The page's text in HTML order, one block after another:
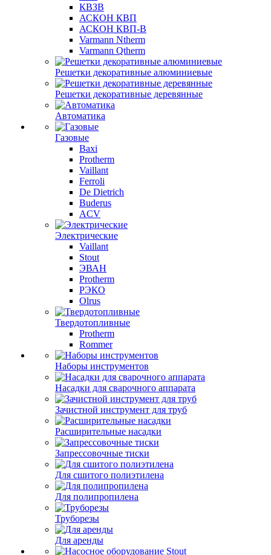
КВЗВ
АСКОН КВП
АСКОН КВП-В
Varmann Ntherm
Varmann Qtherm
Решетки декоративные алюминиевые
Решетки декоративные деревянные
Автоматика
Газовые
Baxi
Protherm
Vaillant
Ferroli
De Dietrich
Buderus
ACV
Электрические
Vaillant
Stout
ЭВАН
Protherm
РЭКО
Olrus
Твердотопливные
Protherm
Rommer
Наборы инструментов
Насадки для сварочного аппарата
Зачистной инструмент для труб
Расширительные насадки
Запрессовочные тиски
Для сшитого полиэтилена
Для полипропилена
Труборезы
Для аренды